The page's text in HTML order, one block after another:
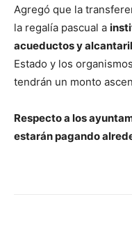
Agregó que la
la regalía pascual a
acueductos y
Estado y los
tendrán un monto
Respecto a los
estarán pagando